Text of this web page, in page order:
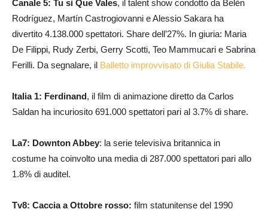
Canale 5: Tu si Que Vales, il talent show condotto da Belén
Rodríguez, Martín Castrogiovanni e Alessio Sakara ha
divertito 4.138.000 spettatori. Share dell’27%. In giuria: Maria
De Filippi, Rudy Zerbi, Gerry Scotti, Teo Mammucari e Sabrina
Ferilli. Da segnalare, il Balletto improvvisato di Giulia Stabile.
Italia 1: Ferdinand, il film di animazione diretto da Carlos
Saldan ha incuriosito 691.000 spettatori pari al 3.7% di share.
La7: Downton Abbey: la serie televisiva britannica in
costume ha coinvolto una media di 287.000 spettatori pari allo
1.8% di auditel.
Tv8: Caccia a Ottobre rosso: film statunitense del 1990